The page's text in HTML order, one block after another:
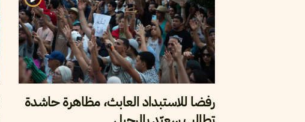
رفضا للاستبداد العابث، مظاهرة حاشدة